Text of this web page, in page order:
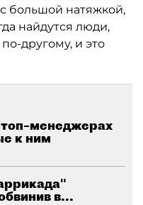
с большой натяжкой,
найдутся люди,
другому, и это
к ним
в...